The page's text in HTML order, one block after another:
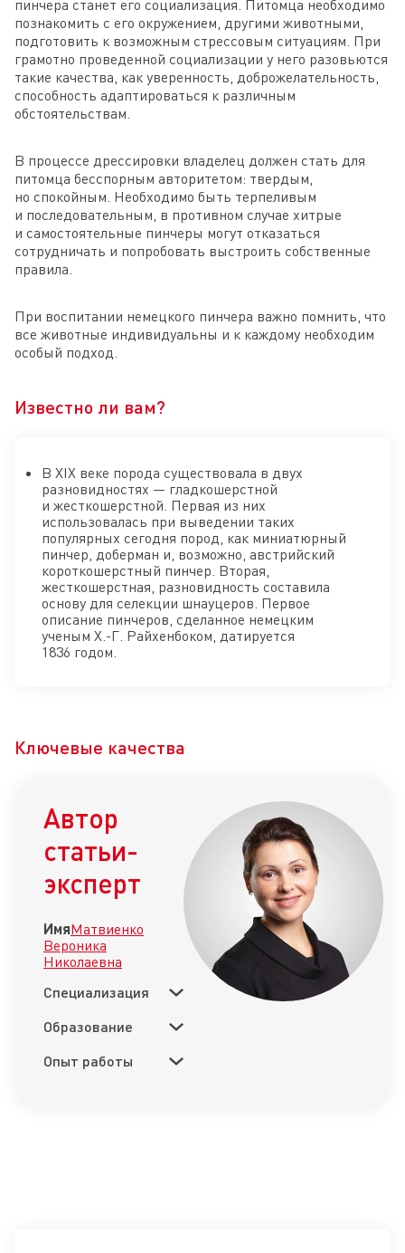
пинчера станет его социализация. Питомца необходимо
познакомить с его окружением, другими животными,
подготовить к возможным стрессовым ситуациям. При
грамотно проведенной социализации у него разовьются
такие качества, как уверенность, доброжелательность,
способность адаптироваться к различным
обстоятельствам.
В процессе дрессировки владелец должен стать для
питомца бесспорным авторитетом: твердым,
но спокойным. Необходимо быть терпеливым
и последовательным, в противном случае хитрые
и самостоятельные пинчеры могут отказаться
сотрудничать и попробовать выстроить собственные
правила.
При воспитании немецкого пинчера важно помнить, что
все животные индивидуальны и к каждому необходим
особый подход.
Известно ли вам?
В XIX веке порода существовала в двух
разновидностях — гладкошерстной
и жесткошерстной. Первая из них
использовалась при выведении таких
популярных сегодня пород, как миниатюрный
пинчер, доберман и, возможно, австрийский
короткошерстный пинчер. Вторая,
жесткошерстная, разновидность составила
основу для селекции шнауцеров. Первое
описание пинчеров, сделанное немецким
ученым Х.-Г. Райхенбоком, датируется
1836 годом.
Ключевые качества
Автор
статьи-
эксперт
ИмяМатвиенко
Вероника
Николаевна
Специализация
Образование
Опыт работы